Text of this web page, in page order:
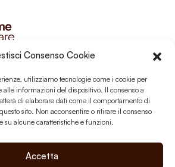
Consenso Cookie
utilizziamo tecnologie come i cookie per
alle informazioni del dispositivo. Il consenso a
di elaborare dati come il comportamento di
sito. Non acconsentire o ritirare il consenso
su alcune caratteristiche e funzioni.
Accetta
sas